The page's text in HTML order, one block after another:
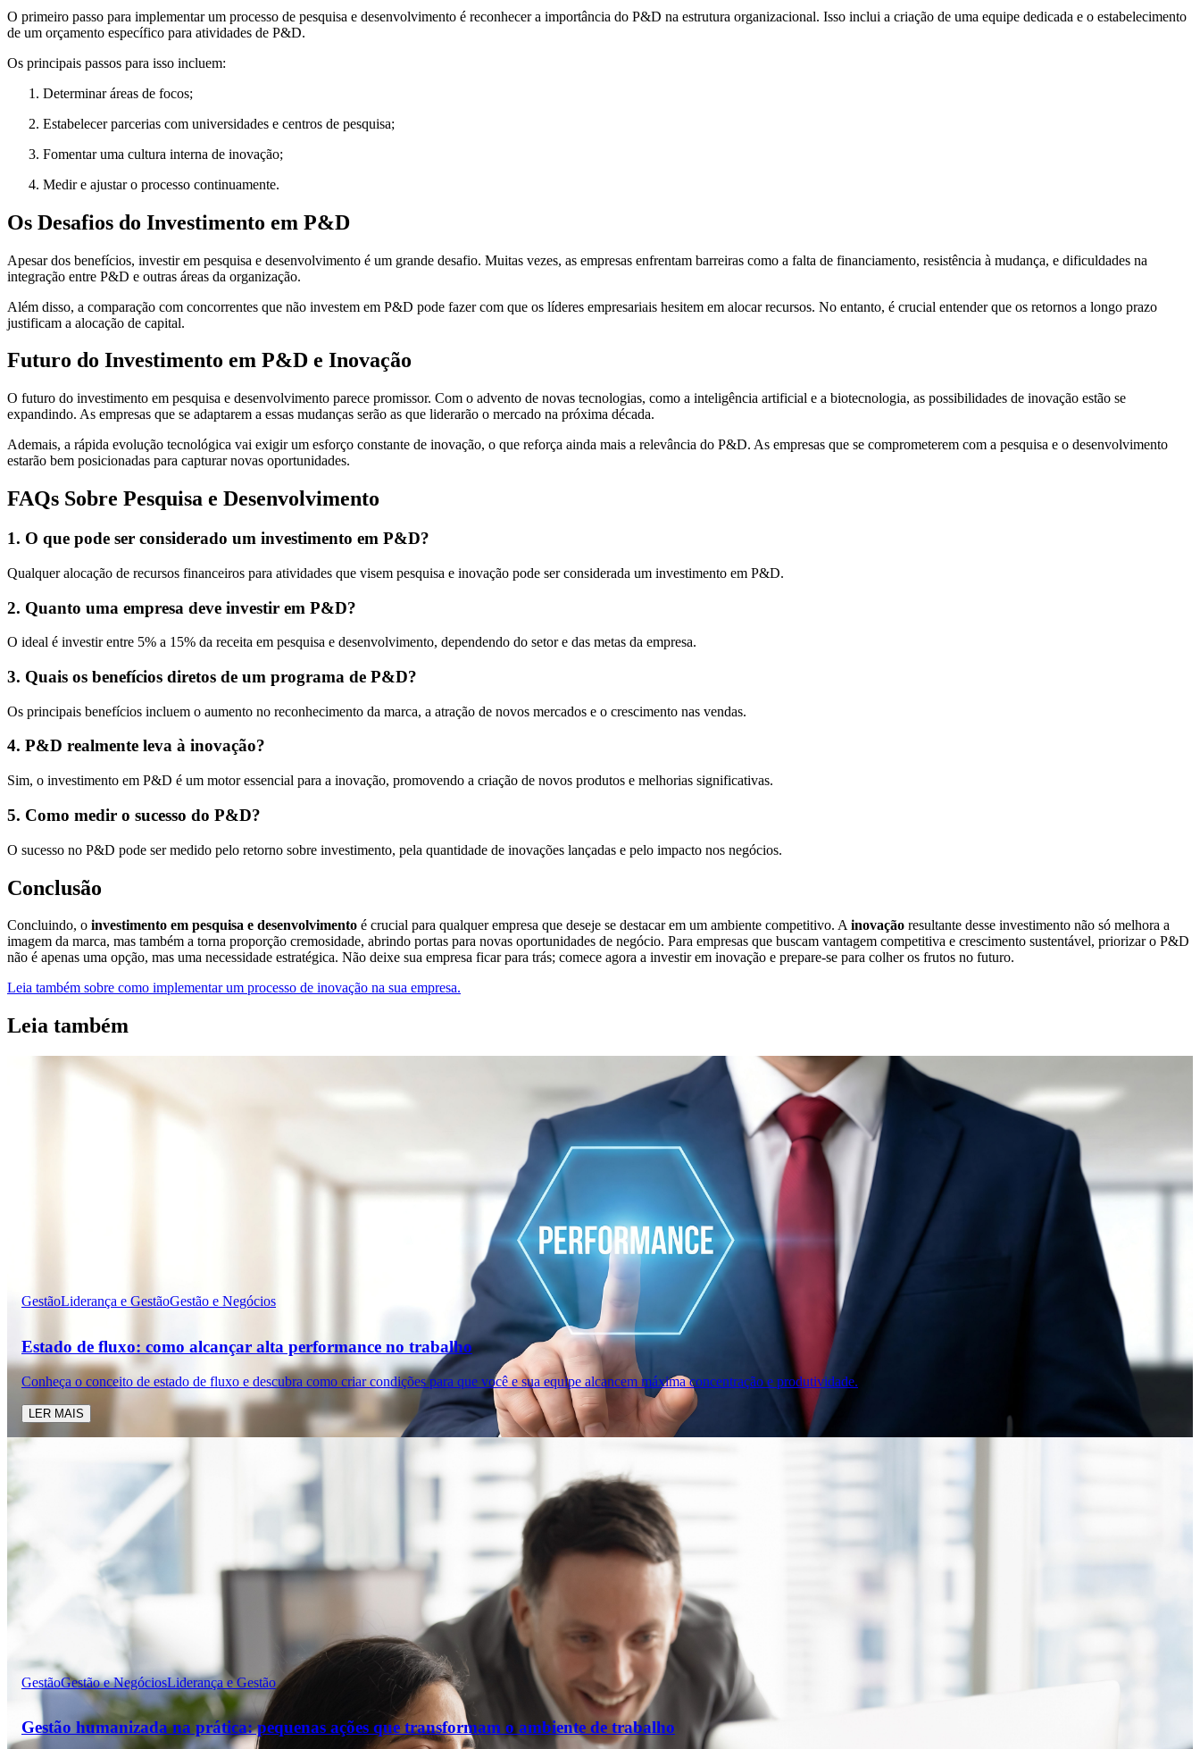
O primeiro passo para implementar um processo de pesquisa e desenvolvimento é reconhecer a importância do P&D na estrutura organizacional. Isso inclui a criação de uma equipe dedicada e o estabelecimento
de um orçamento específico para atividades de P&D.
Os principais passos para isso incluem:
Determinar áreas de focos;
Estabelecer parcerias com universidades e centros de pesquisa;
Fomentar uma cultura interna de inovação;
Medir e ajustar o processo continuamente.
Os Desafios do Investimento em P&D
Apesar dos benefícios, investir em pesquisa e desenvolvimento é um grande desafio. Muitas vezes, as empresas enfrentam barreiras como a falta de financiamento, resistência à mudança, e dificuldades na
integração entre P&D e outras áreas da organização.
Além disso, a comparação com concorrentes que não investem em P&D pode fazer com que os líderes empresariais hesitem em alocar recursos. No entanto, é crucial entender que os retornos a longo prazo
justificam a alocação de capital.
Futuro do Investimento em P&D e Inovação
O futuro do investimento em pesquisa e desenvolvimento parece promissor. Com o advento de novas tecnologias, como a inteligência artificial e a biotecnologia, as possibilidades de inovação estão se
expandindo. As empresas que se adaptarem a essas mudanças serão as que liderarão o mercado na próxima década.
Ademais, a rápida evolução tecnológica vai exigir um esforço constante de inovação, o que reforça ainda mais a relevância do P&D. As empresas que se comprometerem com a pesquisa e o desenvolvimento
estarão bem posicionadas para capturar novas oportunidades.
FAQs Sobre Pesquisa e Desenvolvimento
1. O que pode ser considerado um investimento em P&D?
Qualquer alocação de recursos financeiros para atividades que visem pesquisa e inovação pode ser considerada um investimento em P&D.
2. Quanto uma empresa deve investir em P&D?
O ideal é investir entre 5% a 15% da receita em pesquisa e desenvolvimento, dependendo do setor e das metas da empresa.
3. Quais os benefícios diretos de um programa de P&D?
Os principais benefícios incluem o aumento no reconhecimento da marca, a atração de novos mercados e o crescimento nas vendas.
4. P&D realmente leva à inovação?
Sim, o investimento em P&D é um motor essencial para a inovação, promovendo a criação de novos produtos e melhorias significativas.
5. Como medir o sucesso do P&D?
O sucesso no P&D pode ser medido pelo retorno sobre investimento, pela quantidade de inovações lançadas e pelo impacto nos negócios.
Conclusão
Concluindo, o investimento em pesquisa e desenvolvimento é crucial para qualquer empresa que deseje se destacar em um ambiente competitivo. Ainovação resultante desse investimento não só melhora a
imagem da marca, mas também a torna proporção cremosidade, abrindo portas para novas oportunidades de negócio. Para empresas que buscam vantagem competitiva e crescimento sustentável, priorizar o P&D
não é apenas uma opção, mas uma necessidade estratégica. Não deixe sua empresa ficar para trás; comece agora a investir em inovação e prepare-se para colher os frutos no futuro.
Leia também sobre como implementar um processo de inovação na sua empresa.
Leia também
GestãoLiderança e GestãoGestão e Negócios
Estado de fluxo: como alcançar alta performance no trabalho
Conheça o conceito de estado de fluxo e descubra como criar condições para que você e sua equipe alcancem máxima concentração e produtividade.
LER MAIS
GestãoGestão e NegóciosLiderança e Gestão
Gestão humanizada na prática: pequenas ações que transformam o ambiente de trabalho